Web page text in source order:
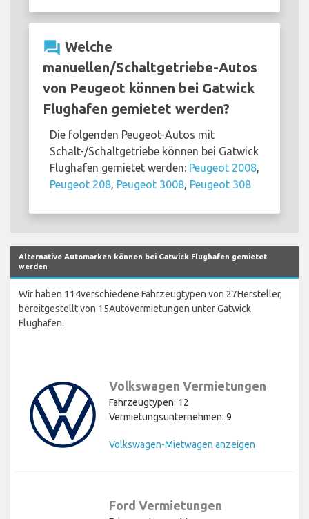
question_answer Welche
manuellen/Schaltgetriebe-Autos
von Peugeot können bei Gatwick
Flughafen gemietet werden?
Die folgenden Peugeot-Autos mit
Schalt-/Schaltgetriebe können bei Gatwick
Flughafen gemietet werden: Peugeot 2008,
Peugeot 208, Peugeot 3008, Peugeot 308
Alternative Automarken können bei Gatwick Flughafen gemietet
werden
Wir haben 114verschiedene Fahrzeugtypen von 27Hersteller,
bereitgestellt von 15Autovermietungen unter Gatwick
Flughafen.
Volkswagen Vermietungen
Fahrzeugtypen: 12
Vermietungsunternehmen: 9
Volkswagen-Mietwagen anzeigen
Ford Vermietungen